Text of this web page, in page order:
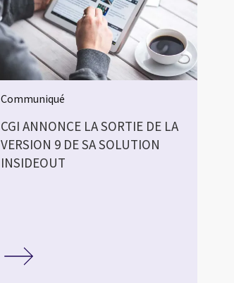
Communiqué
CGI ANNONCE LA SORTIE DE LA
VERSION 9 DE SA SOLUTION
INSIDEOUT